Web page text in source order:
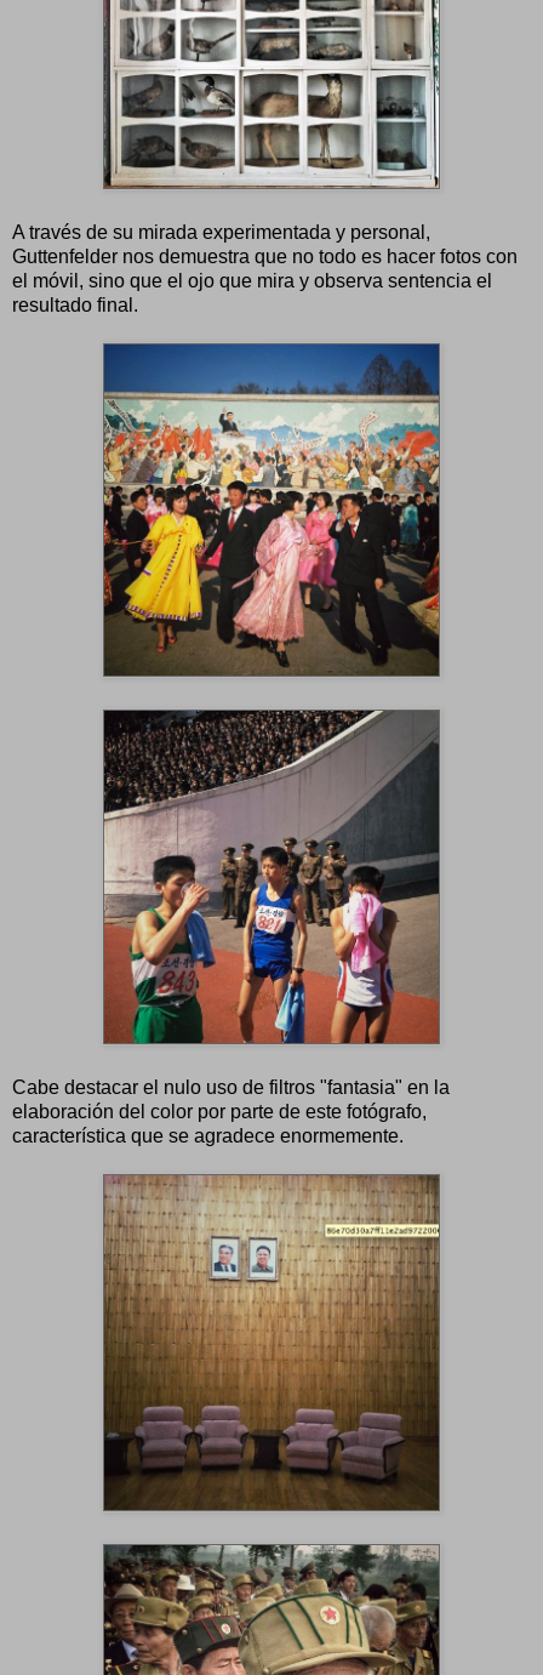
A través de su mirada experimentada y personal,
Guttenfelder nos demuestra que no todo es hacer fotos con
el móvil, sino que el ojo que mira y observa sentencia el
resultado final.
Cabe destacar el nulo uso de filtros "fantasia" en la
elaboración del color por parte de este fotógrafo,
característica que se agradece enormemente.